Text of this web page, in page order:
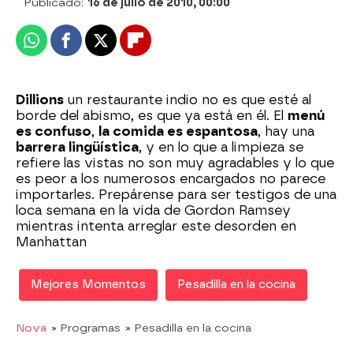
Publicado: 16 de julio de 2010, 00:00
WhatsappFacebook
X Flipboard
Dillions un restaurante indio no es que esté al
borde del abismo, es que ya está en él. El menú
es confuso, la comida es espantosa, hay una
barrera lingüística, y en lo que a limpieza se
refiere las vistas no son muy agradables y lo que
es peor a los numerosos encargados no parece
importarles. Prepárense para ser testigos de una
loca semana en la vida de Gordon Ramsey
mientras intenta arreglar este desorden en
Manhattan
Mejores Momentos Pesadilla en la cocina
Nova » Programas » Pesadilla en la cocina